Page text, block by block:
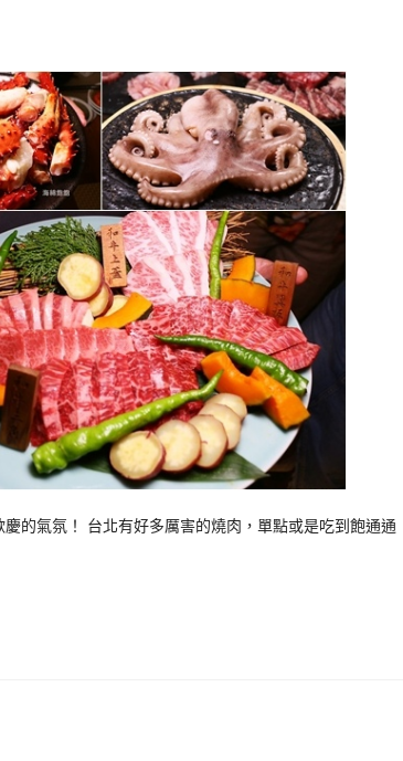
的氣氛！ 台北有好多厲害的燒肉，單點或是吃到飽通通